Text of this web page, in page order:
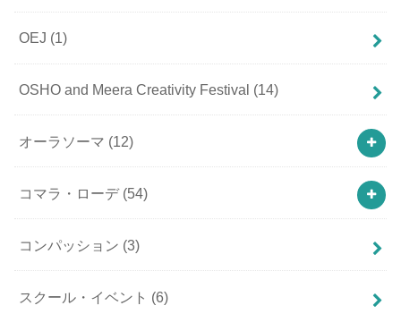
OEJ (1)
OSHO and Meera Creativity Festival (14)
オーラソーマ (12)
コマラ・ローデ (54)
コンパッション (3)
スクール・イベント (6)